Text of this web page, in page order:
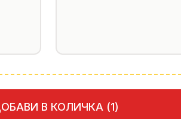
В КОЛИЧКА (1)